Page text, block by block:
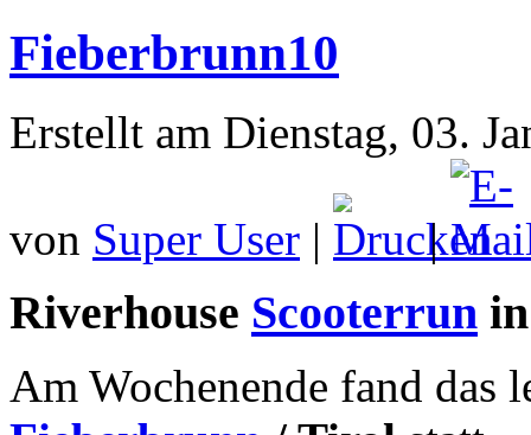
Fieberbrunn10
Erstellt am Dienstag, 03.
von Super User | |
Riverhouse Scooterrun
Am Wochenende fand das